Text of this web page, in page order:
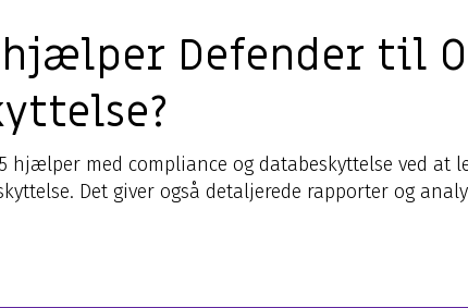
Defender til
hjælper med compliance og databeskyttelse ved
Det giver også detaljerede rapporter og